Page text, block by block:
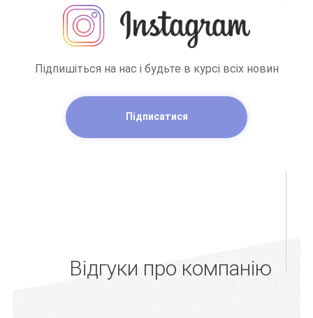
Підпишіться на нас і будьте в курсі всіх новин
Підписатися
Відгуки про компанію